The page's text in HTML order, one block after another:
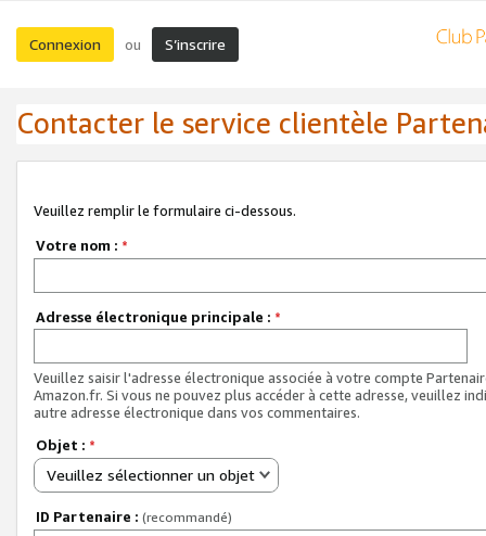
Connexion ou S’inscrire
Contacter le service clientèle
Veuillez remplir le formulaire ci-dessous.
Votre nom : *
Adresse électronique principale : *
Veuillez saisir l'adresse électronique associée à votre compte
Amazon.fr. Si vous ne pouvez plus accéder à cette adresse, veuillez
autre adresse électronique dans vos commentaires.
Objet : *
Veuillez sélectionner un objet
ID Partenaire : (recommandé)